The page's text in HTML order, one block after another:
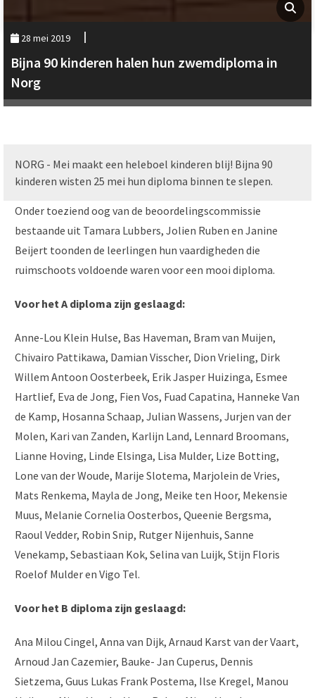
28 mei 2019
Bijna 90 kinderen halen hun zwemdiploma in
Norg
NORG - Mei maakt een heleboel kinderen blij! Bijna 90
kinderen wisten 25 mei hun diploma binnen te slepen.
Onder toeziend oog van de beoordelingscommissie
bestaande uit Tamara Lubbers, Jolien Ruben en Janine
Beijert toonden de leerlingen hun vaardigheden die
ruimschoots voldoende waren voor een mooi diploma.
Voor het A diploma zijn geslaagd:
Anne-Lou Klein Hulse, Bas Haveman, Bram van Muijen,
Chivairo Pattikawa, Damian Visscher, Dion Vrieling, Dirk
Willem Antoon Oosterbeek, Erik Jasper Huizinga, Esmee
Hartlief, Eva de Jong, Fien Vos, Fuad Capatina, Hanneke Van
de Kamp, Hosanna Schaap, Julian Wassens, Jurjen van der
Molen, Kari van Zanden, Karlijn Land, Lennard Broomans,
Lianne Hoving, Linde Elsinga, Lisa Mulder, Lize Botting,
Lone van der Woude, Marije Slotema, Marjolein de Vries,
Mats Renkema, Mayla de Jong, Meike ten Hoor, Mekensie
Muus, Melanie Cornelia Oosterbos, Queenie Bergsma,
Raoul Vedder, Robin Snip, Rutger Nijenhuis, Sanne
Venekamp, Sebastiaan Kok, Selina van Luijk, Stijn Floris
Roelof Mulder en Vigo Tel.
Voor het B diploma zijn geslaagd:
Ana Milou Cingel, Anna van Dijk, Arnaud Karst van der Vaart,
Arnoud Jan Cazemier, Bauke- Jan Cuperus, Dennis
Sietzema, Guus Lukas Frank Postema, Ilse Kregel, Manou